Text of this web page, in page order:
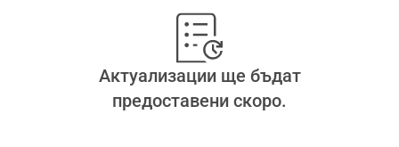
Актуализации ще бъдат
предоставени скоро.